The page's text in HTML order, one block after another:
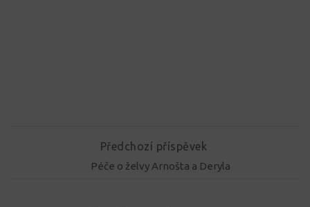
Předchozí příspěvek
Péče o želvy Arnošta a Deryla